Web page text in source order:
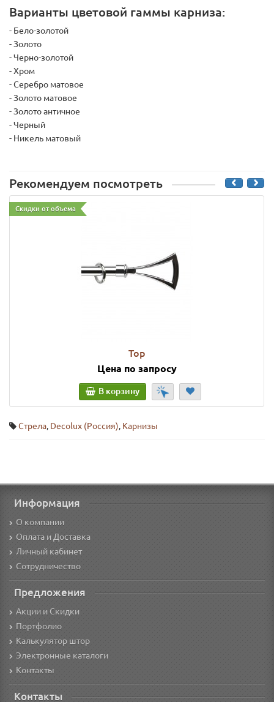
Варианты цветовой гаммы карниза:
- Бело-золотой
- Золото
- Черно-золотой
- Хром
- Серебро матовое
- Золото матовое
- Золото античное
- Черный
- Никель матовый
Рекомендуем посмотреть
Скидки от объема
Тор
Цена по запросу
В корзину
Стрела, Decolux (Россия), Карнизы
Информация
О компании
Оплата и Доставка
Личный кабинет
Сотрудничество
Предложения
Акции и Скидки
Портфолио
Калькулятор штор
Электронные каталоги
Контакты
Контакты